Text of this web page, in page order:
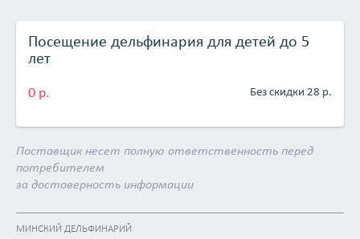
В нашем дельфинарии обитают дельфины-афалины,
северные морские котики и патагонский морской лев.
Минский дельфинарий «Немо» — один из самых
центров Европы, который объединил в себе дельфинарий
манящий, который каждый день ждет своих
первооткрывателей!
Посещение дельфинария для детей до 5
лет
0 р. Без скидки 28 р.
Поставщик несет полную ответственность перед
потребителем
за достоверность информации
МИНСКИЙ ДЕЛЬФИНАРИЙ